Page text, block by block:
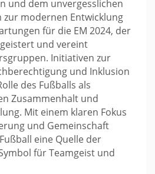
und dem unvergesslichen
zur modernen Entwicklung
für die EM 2024, der
und vereint
Initiativen zur
und Inklusion
des Fußballs als
Zusammenhalt und
Mit einem klaren Fokus
und Gemeinschaft
eine Quelle der
für Teamgeist und